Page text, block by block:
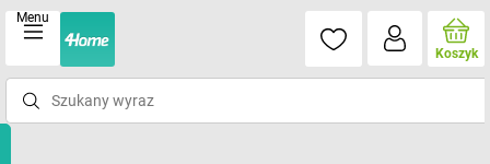
Menu
Koszyk